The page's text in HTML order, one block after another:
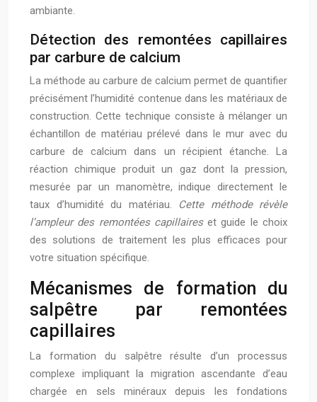
ambiante.
Détection des remontées capillaires
par carbure de calcium
La méthode au carbure de calcium permet de quantifier
précisément l’humidité contenue dans les matériaux de
construction. Cette technique consiste à mélanger un
échantillon de matériau prélevé dans le mur avec du
carbure de calcium dans un récipient étanche. La
réaction chimique produit un gaz dont la pression,
mesurée par un manomètre, indique directement le
taux d’humidité du matériau.
Cette méthode révèle
l’ampleur des remontées capillaireset guide le choix
des solutions de traitement les plus efficaces pour
votre situation spécifique.
Mécanismes de formation du
salpêtre par remontées
capillaires
La formation du salpêtre résulte d’un processus
complexe impliquant la migration ascendante d’eau
chargée en sels minéraux depuis les fondations